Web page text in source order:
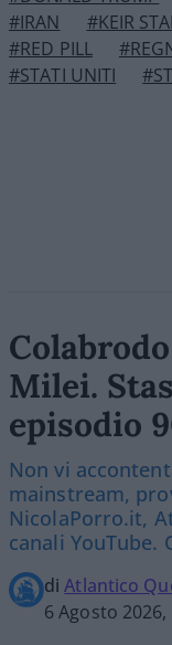
#IRAN
#KEIR
#RED PILL
#STATI UNITI
Milei.
episodio
Non vi
mainstream,
NicolaPorro.it,
canali YouTube.
diAtlantico
6 Agosto 2026,